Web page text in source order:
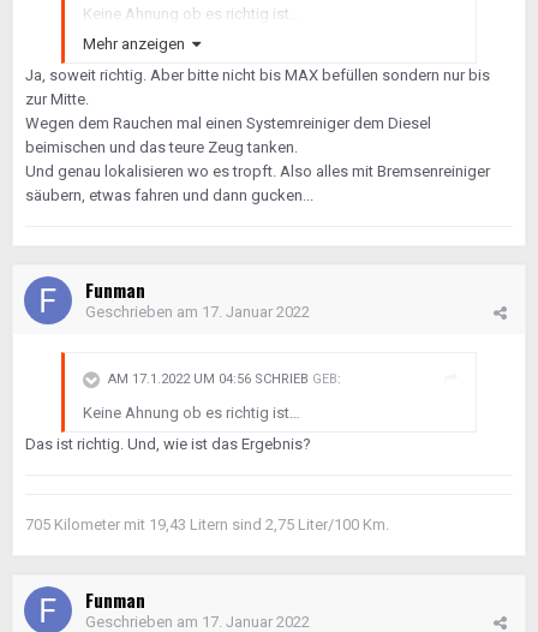
Keine Ahnung ob es richtig ist…
Mehr anzeigen
Ja, soweit richtig. Aber bitte nicht bis MAX befüllen sondern nur bis
zur Mitte.
Wegen dem Rauchen mal einen Systemreiniger dem Diesel
beimischen und das teure Zeug tanken.
Und genau lokalisieren wo es tropft. Also alles mit Bremsenreiniger
säubern, etwas fahren und dann gucken...
Funman
Geschrieben am 17. Januar 2022
AM 17.1.2022 UM 04:56 SCHRIEB GEB:
Keine Ahnung ob es richtig ist…
Das ist richtig. Und, wie ist das Ergebnis?
705 Kilometer mit 19,43 Litern sind 2,75 Liter/100 Km.
Funman
Geschrieben am 17. Januar 2022